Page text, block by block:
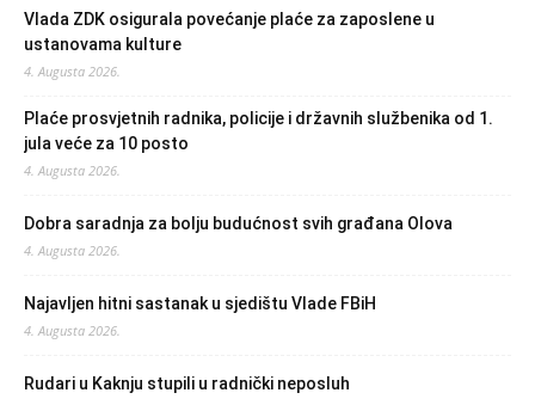
Vlada ZDK osigurala povećanje plaće za zaposlene u
ustanovama kulture
4. Augusta 2026.
Plaće prosvjetnih radnika, policije i državnih službenika od 1.
jula veće za 10 posto
4. Augusta 2026.
Dobra saradnja za bolju budućnost svih građana Olova
4. Augusta 2026.
Najavljen hitni sastanak u sjedištu Vlade FBiH
4. Augusta 2026.
Rudari u Kaknju stupili u radnički neposluh